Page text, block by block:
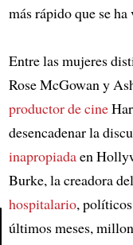
más rápido que se
Entre las mujeres
Rose McGowan y
productor de cine
desencadenar la
inapropiadaen
Burke, la creadora
hospitalario,
últimos meses,